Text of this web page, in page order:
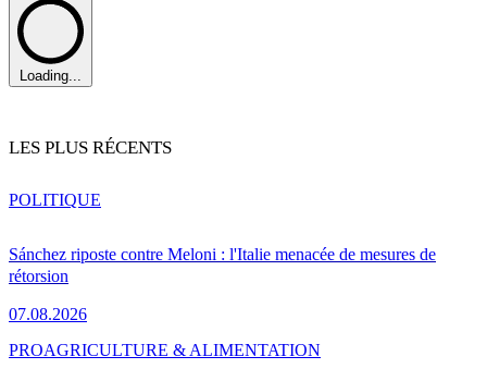
Loading...
LES PLUS RÉCENTS
Sánchez riposte contre Meloni : l'Italie menacée de mesures de
rétorsion
07.08.2026
POLITIQUE
PROAGRICULTURE & ALIMENTATION